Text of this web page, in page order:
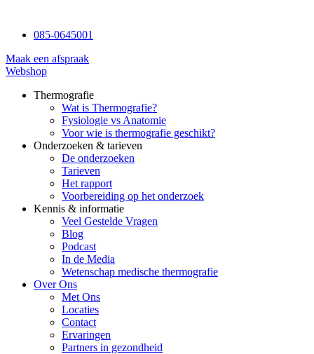
085-0645001
Maak een afspraak
Webshop
Thermografie
Wat is Thermografie?
Fysiologie vs Anatomie
Voor wie is thermografie geschikt?
Onderzoeken & tarieven
De onderzoeken
Tarieven
Het rapport
Voorbereiding op het onderzoek
Kennis & informatie
Veel Gestelde Vragen
Blog
Podcast
In de Media
Wetenschap medische thermografie
Over Ons
Met Ons
Locaties
Contact
Ervaringen
Partners in gezondheid